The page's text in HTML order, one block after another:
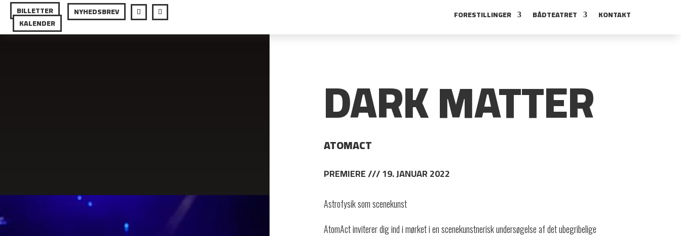
BILLETTER
KALENDER
NYHEDSBREV FORESTILLINGER BÅDTEATRET KONTAKT
DARK MATTER
ATOMACT
PREMIERE /// 19. JANUAR 2022
Astrofysik som scenekunst
AtomAct inviterer dig ind i mørket i en scenekunstnerisk undersøgelse af det ubegribelige